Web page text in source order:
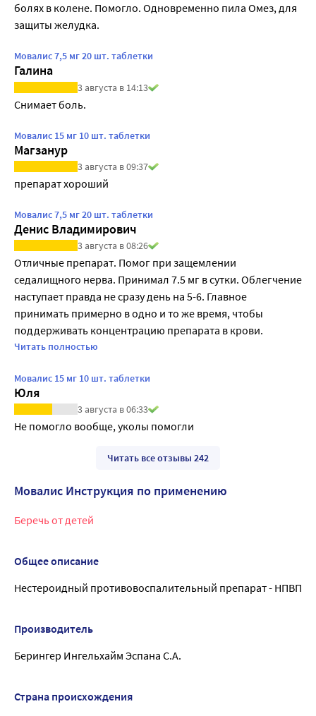
болях в колене. Помогло. Одновременно пила Омез, для
защиты желудка.
Мовалис 7,5 мг 20 шт. таблетки
Галина
3 августа в 14:13
Снимает боль.
Мовалис 15 мг 10 шт. таблетки
Магзанур
3 августа в 09:37
препарат хороший
Мовалис 7,5 мг 20 шт. таблетки
Денис Владимирович
3 августа в 08:26
Отличные препарат. Помог при защемлении
седалищного нерва. Принимал 7.5 мг в сутки. Облегчение
наступает правда не сразу день на 5-6. Главное
принимать примерно в одно и то же время, чтобы
поддерживать концентрацию препарата в крови.
Рекомендую 👍
Читать полностью
Мовалис 15 мг 10 шт. таблетки
Юля
3 августа в 06:33
Не помогло вообще, уколы помогли
Читать все отзывы 242
Мовалис Инструкция по применению
Беречь от детей
Общее описание
Нестероидный противовоспалительный препарат - НПВП
Производитель
Берингер Ингельхайм Эспана С.А.
Страна происхождения